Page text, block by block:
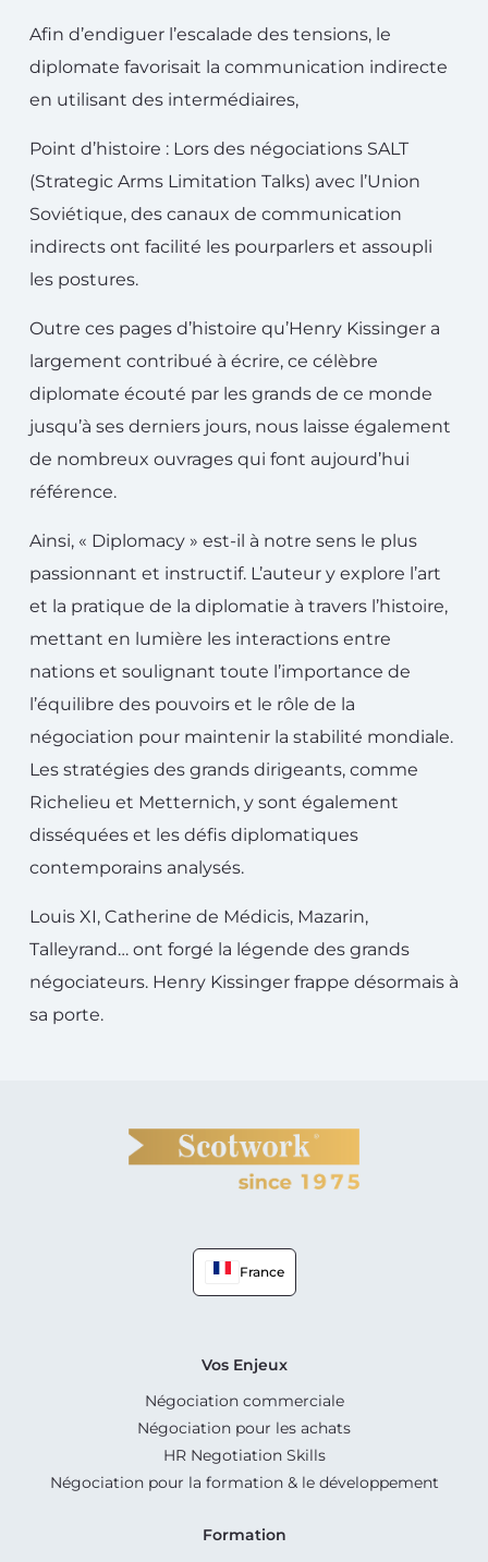
Afin d’endiguer l’escalade des tensions, le
diplomate favorisait la communication indirecte
en utilisant des intermédiaires,
Point d’histoire : Lors des négociations SALT
(Strategic Arms Limitation Talks) avec l’Union
Soviétique, des canaux de communication
indirects ont facilité les pourparlers et assoupli
les postures.
Outre ces pages d’histoire qu’Henry Kissinger a
largement contribué à écrire, ce célèbre
diplomate écouté par les grands de ce monde
jusqu’à ses derniers jours, nous laisse également
de nombreux ouvrages qui font aujourd’hui
référence.
Ainsi, « Diplomacy » est-il à notre sens le plus
passionnant et instructif. L’auteur y explore l’art
et la pratique de la diplomatie à travers l’histoire,
mettant en lumière les interactions entre
nations et soulignant toute l’importance de
l’équilibre des pouvoirs et le rôle de la
négociation pour maintenir la stabilité mondiale.
Les stratégies des grands dirigeants, comme
Richelieu et Metternich, y sont également
disséquées et les défis diplomatiques
contemporains analysés.
Louis XI, Catherine de Médicis, Mazarin,
Talleyrand… ont forgé la légende des grands
négociateurs. Henry Kissinger frappe désormais à
sa porte.
France
Vos Enjeux
Négociation commerciale
Négociation pour les achats
HR Negotiation Skills
Négociation pour la formation & le développement
Formation